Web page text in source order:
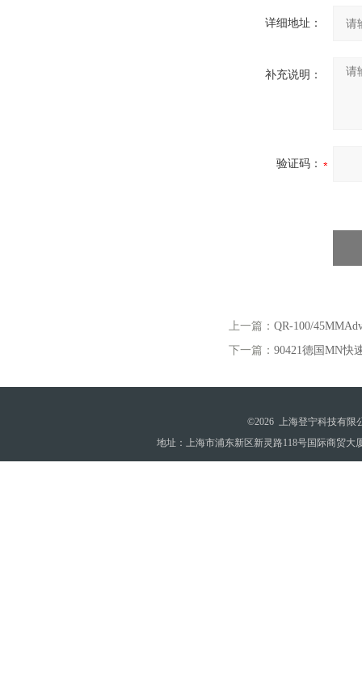
详细地址：
补充说明：
验证码：
上一篇： QR-100/
下一篇： 90421德国MN快
©2026 上海登宁科技有限
地址：上海市浦东新区新灵路118号国际商贸大